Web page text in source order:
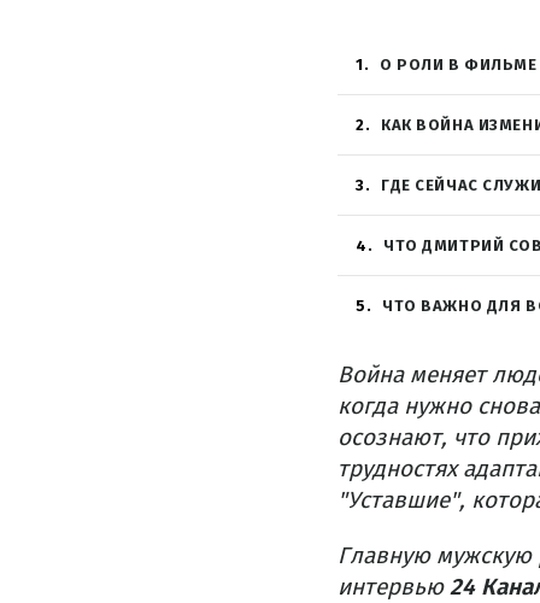
1 О РОЛИ В ФИЛЬМЕ
2 КАК ВОЙНА
3 ГДЕ СЕЙЧАС
4 ЧТО ДМИТРИЙ
5 ЧТО ВАЖНО ДЛЯ
Война меняет
когда нужно
осознают, что
трудностях
"Уставшие",
Главную мужскую
интервью24